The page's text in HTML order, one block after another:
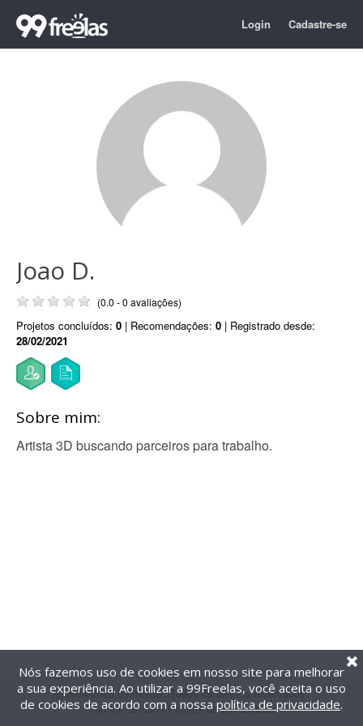
Login Cadastre-se
Joao D.
(0.0 - 0 avaliações)
Projetos concluídos: 0 | Recomendações: 0 | Registrado desde:
28/02/2021
Sobre mim:
Artista 3D buscando parceiros para trabalho.
@2014-2026 99Freelas. Todos os direitos reservados.
Termos de uso| Política de privacidade
Nós fazemos uso de cookies em nosso site para melhorar
a sua experiência. Ao utilizar a 99Freelas, você aceita o uso
de cookies de acordo com a nossa política de privacidade.